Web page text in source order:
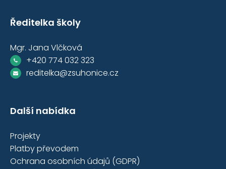
Ředitelka školy
Mgr. Jana Vlčková
+420 774 032 323
reditelka@zsuhonice.cz
Další nabídka
Projekty
Platby převodem
Ochrana osobních údajů (GDPR)